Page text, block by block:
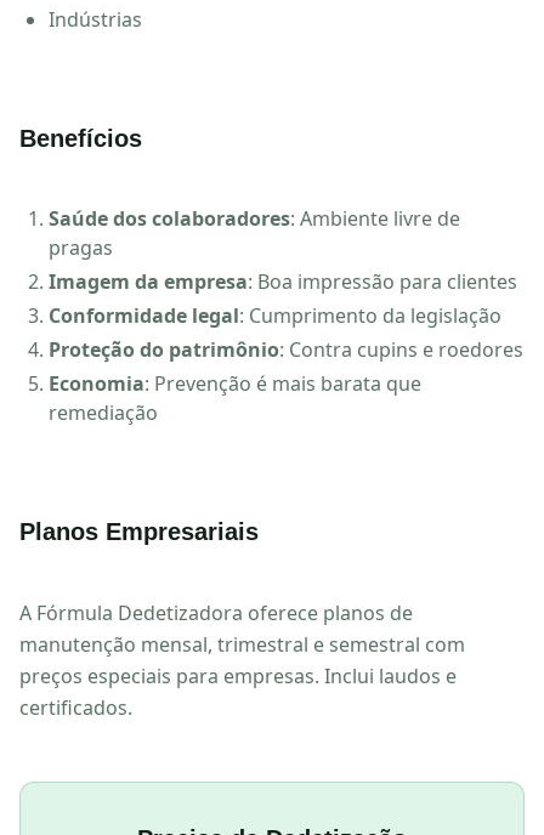
Indústrias
Benefícios
Saúde dos colaboradores: Ambiente livre de
pragas
Imagem da empresa: Boa impressão para clientes
Conformidade legal: Cumprimento da legislação
Proteção do patrimônio: Contra cupins e roedores
Economia: Prevenção é mais barata que
remediação
Planos Empresariais
A Fórmula Dedetizadora oferece planos de
manutenção mensal, trimestral e semestral com
preços especiais para empresas. Inclui laudos e
certificados.